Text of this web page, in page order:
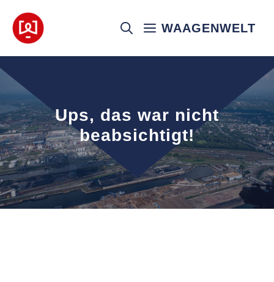
Inhalt
springen
WAAGENWELT
Ups, das war nicht
beabsichtigt!